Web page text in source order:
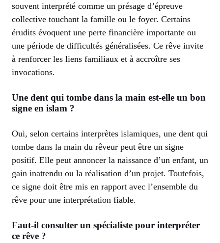
souvent interprété comme un présage d’épreuve
collective touchant la famille ou le foyer. Certains
érudits évoquent une perte financière importante ou
une période de difficultés généralisées. Ce rêve invite
à renforcer les liens familiaux et à accroître ses
invocations.
Une dent qui tombe dans la main est-elle un bon
signe en islam ?
Oui, selon certains interprètes islamiques, une dent qui
tombe dans la main du rêveur peut être un signe
positif. Elle peut annoncer la naissance d’un enfant, un
gain inattendu ou la réalisation d’un projet. Toutefois,
ce signe doit être mis en rapport avec l’ensemble du
rêve pour une interprétation fiable.
Faut-il consulter un spécialiste pour interpréter
ce rêve ?